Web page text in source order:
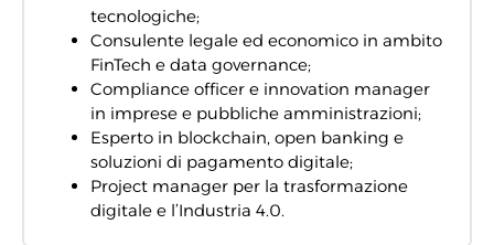
tecnologiche;
Consulente legale ed economico in ambito
FinTech e data governance;
Compliance officer e innovation manager
in imprese e pubbliche amministrazioni;
Esperto in blockchain, open banking e
soluzioni di pagamento digitale;
Project manager per la trasformazione
digitale e l’Industria 4.0.